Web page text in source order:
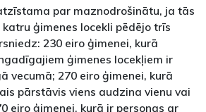
par maznodrošinātu, ja tās
ģimenes locekli pēdējo trīs
230 eiro ģimenei, kurā
ģimenes locekļiem ir
vecumā; 270 eiro ģimenei, kurā
pārstāvis viens audzina vienu vai
eiro ģimenei, kurā ir personas ar